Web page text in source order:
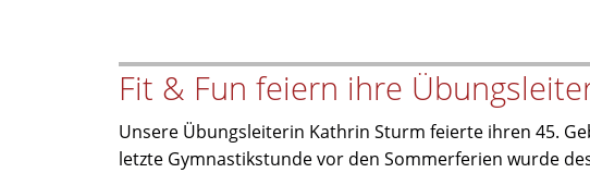
70.
Geburtstag
Fit & Fun feiern ihre
Unsere Übungsleiterin Kathrin Sturm feierte ihren 45.
letzte Gymnastikstunde vor den Sommerferien wurde